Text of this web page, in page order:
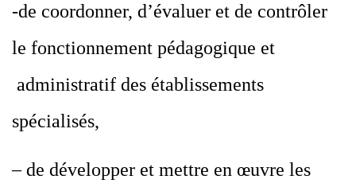
-de coordonner, d’évaluer et de contrôler
le fonctionnement pédagogique et
administratif des établissements
spécialisés,
– de développer et mettre en œuvre les